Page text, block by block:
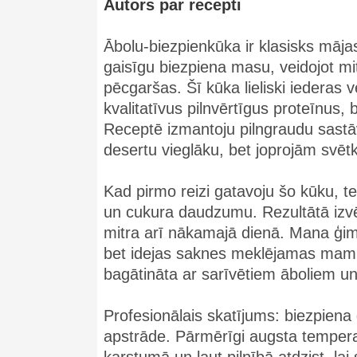
Autors par recepti
Ābolu-biezpienkūka ir klasisks
gaisīgu biezpiena masu, veidojot
pēcgaršas. Šī kūka lieliski iederas
kvalitatīvus pilnvērtīgus proteīnus,
Receptē izmantoju pilngraudu
desertu vieglāku, bet joprojām
Kad pirmo reizi gatavoju šo kūku,
un cukura daudzumu. Rezultātā
mitra arī nākamajā dienā. Mana
bet idejas saknes meklējamas
bagātināta ar sarīvētiem āboliem
Profesionālais skatījums:
apstrāde. Pārmērīgi augsta